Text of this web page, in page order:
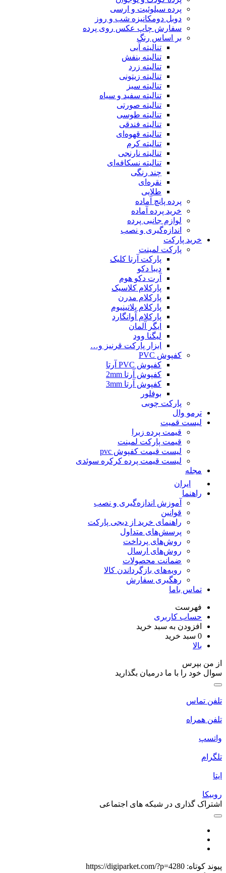
پرده سیلوئیت و ارسی
دوبل دومکانیزه شب و روز
سفارش چاپ عکس روی پرده
بر اساس رنگ
تنالیته آبی
تنالیته بنفش
تنالیته زرد
تنالیته زیتونی
تنالیته سبز
تنالیته سفید و سیاه
تنالیته صورتی
تنالیته طوسی
تنالیته فندقی
تنالیته قهوه‌ای
تنالیته کرم
تنالیته نارنجی
تنالیته نسکافه‌ای
چند رنگی
نقره‌ای
طلایی
پرده پانچ آماده
خرید پرده آماده
لوازم جانبی پرده
اندازه‌گیری و نصب
خرید پارکت
پارکت لمینت
پارکت آرتا کلیک
دیبا دکو
آرت دکو هوم
پارکلام کلاسیک
پارکلام مدرن
پارکلام پلاتینیوم
پارکلام آوانگارد
ایگر آلمان
لیگنا وود
ابزار پارکت قرنیز و…
کفپوش PVC
کفپوش PVC آرتا
کفپوش آرتا 2mm
کفپوش آرتا 3mm
بوفلور
پارکت چوبی
ترمو وال
لیست قمیت
قیمت پرده زبرا
قیمت پارکت لمینت
لیست قیمت کفپوش pvc
لیست قیمت پرده کرکره سوئدی
مجله
ایران
راهنما
آموزش اندازه‌گیری و نصب
قوانین
راهنمای خرید از دیجی پارکت
پرسش‌های متداول
روش‌های پرداخت
روش‌های ارسال
ضمانت محصولات
رویه‌های بازگرداندن کالا
رهگیری سفارش
تماس باما
فهرست
حساب کاربری
افزودن به سبد خرید
0
سبد خرید
بالا
من بپرس
خود را با ما درمیان بگذارید
تماس
همراه
گذاری در شبکه های اجتماعی
کوتاه:https://digiparket.com/?p=4280